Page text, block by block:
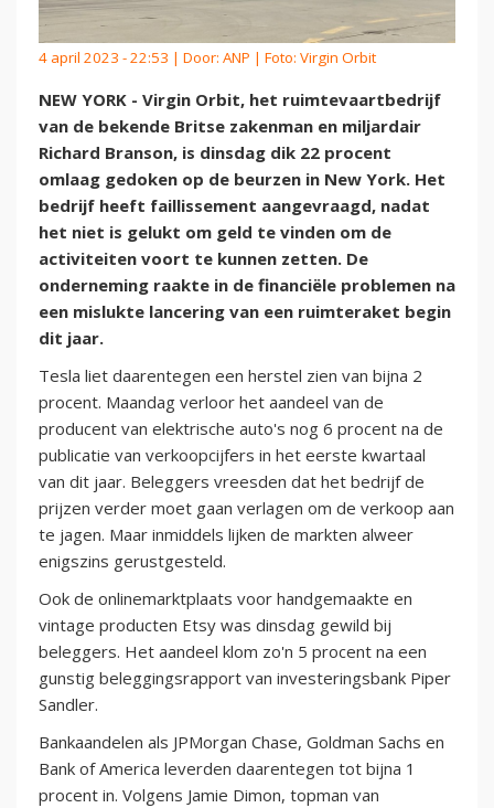
4 april 2023 - 22:53 | Door: ANP | Foto: Virgin Orbit
NEW YORK - Virgin Orbit, het ruimtevaartbedrijf
van de bekende Britse zakenman en miljardair
Richard Branson, is dinsdag dik 22 procent
omlaag gedoken op de beurzen in New York. Het
bedrijf heeft faillissement aangevraagd, nadat
het niet is gelukt om geld te vinden om de
activiteiten voort te kunnen zetten. De
onderneming raakte in de financiële problemen na
een mislukte lancering van een ruimteraket begin
dit jaar.
Tesla liet daarentegen een herstel zien van bijna 2
procent. Maandag verloor het aandeel van de
producent van elektrische auto's nog 6 procent na de
publicatie van verkoopcijfers in het eerste kwartaal
van dit jaar. Beleggers vreesden dat het bedrijf de
prijzen verder moet gaan verlagen om de verkoop aan
te jagen. Maar inmiddels lijken de markten alweer
enigszins gerustgesteld.
Ook de onlinemarktplaats voor handgemaakte en
vintage producten Etsy was dinsdag gewild bij
beleggers. Het aandeel klom zo'n 5 procent na een
gunstig beleggingsrapport van investeringsbank Piper
Sandler.
Bankaandelen als JPMorgan Chase, Goldman Sachs en
Bank of America leverden daarentegen tot bijna 1
procent in. Volgens Jamie Dimon, topman van